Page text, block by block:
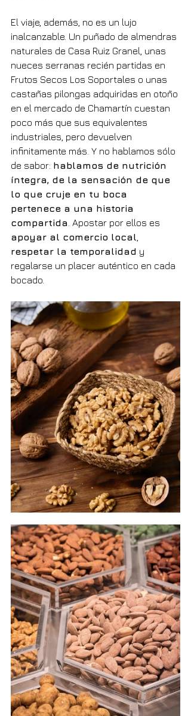
El viaje, además, no es un lujo
inalcanzable. Un puñado de almendras
naturales de Casa Ruiz Granel, unas
nueces serranas recién partidas en
Frutos Secos Los Soportales o unas
castañas pilongas adquiridas en otoño
en el mercado de Chamartín cuestan
poco más que sus equivalentes
industriales, pero devuelven
infinitamente más. Y no hablamos sólo
de sabor: hablamos de nutrición
íntegra, de la sensación de que
lo que cruje en tu boca
pertenece a una historia
compartida . Apostar por ellos es
apoyar al comercio local
respetar la temporalidad y
regalarse un placer auténtico en cada
bocado.